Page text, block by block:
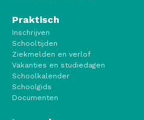
Praktisch
Inschrijven
Schooltijden
Ziekmelden en verlof
Vakanties en studiedagen
Schoolkalender
Schoolgids
Documenten